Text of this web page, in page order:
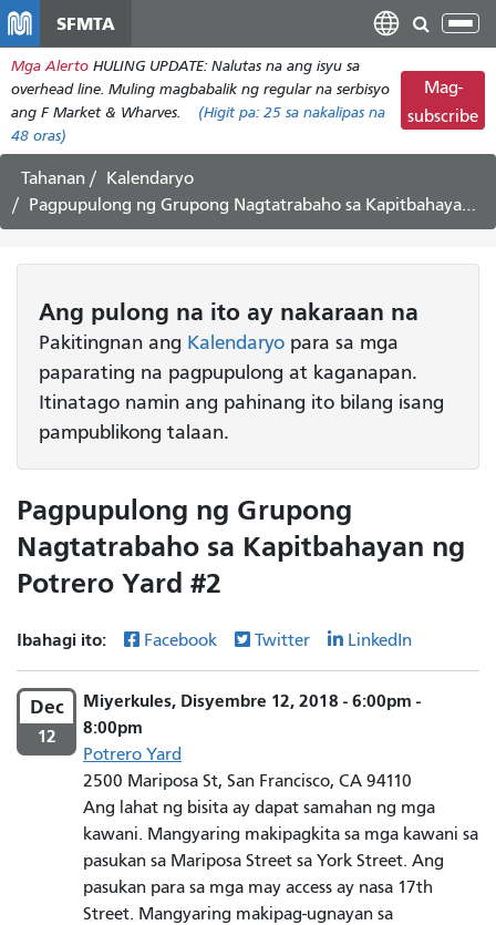
pangunahing
nilalaman
SFMTA
I-
ang
Mga Alerto HULING UPDATE: Nalutas na ang isyu sa
overhead line. Muling magbabalik ng regular na serbisyo
ang F Market & Wharves.
(Higit pa: 25 sa nakalipas na
48 oras)
Mag-
subscribe
Tahanan
Kalendaryo
Pagpupulong ng Grupong Nagtatrabaho sa Kapitbahayan ng Potrero Yard #2
Ang pulong na ito ay nakaraan na
Pakitingnan ang Kalendaryo para sa mga
paparating na pagpupulong at kaganapan.
Itinatago namin ang pahinang ito bilang isang
pampublikong talaan.
Pagpupulong ng Grupong
Nagtatrabaho sa Kapitbahayan ng
Potrero Yard #2
Ibahagi ito: Facebook Twitter LinkedIn
Dec
12
Miyerkules, Disyembre 12, 2018 - 6:00pm -
8:00pm
Potrero Yard
2500 Mariposa St, San Francisco, CA 94110
Ang lahat ng bisita ay dapat samahan ng mga
kawani. Mangyaring makipagkita sa mga kawani sa
pasukan sa Mariposa Street sa York Street. Ang
pasukan para sa mga may access ay nasa 17th
Street. Mangyaring makipag-ugnayan sa